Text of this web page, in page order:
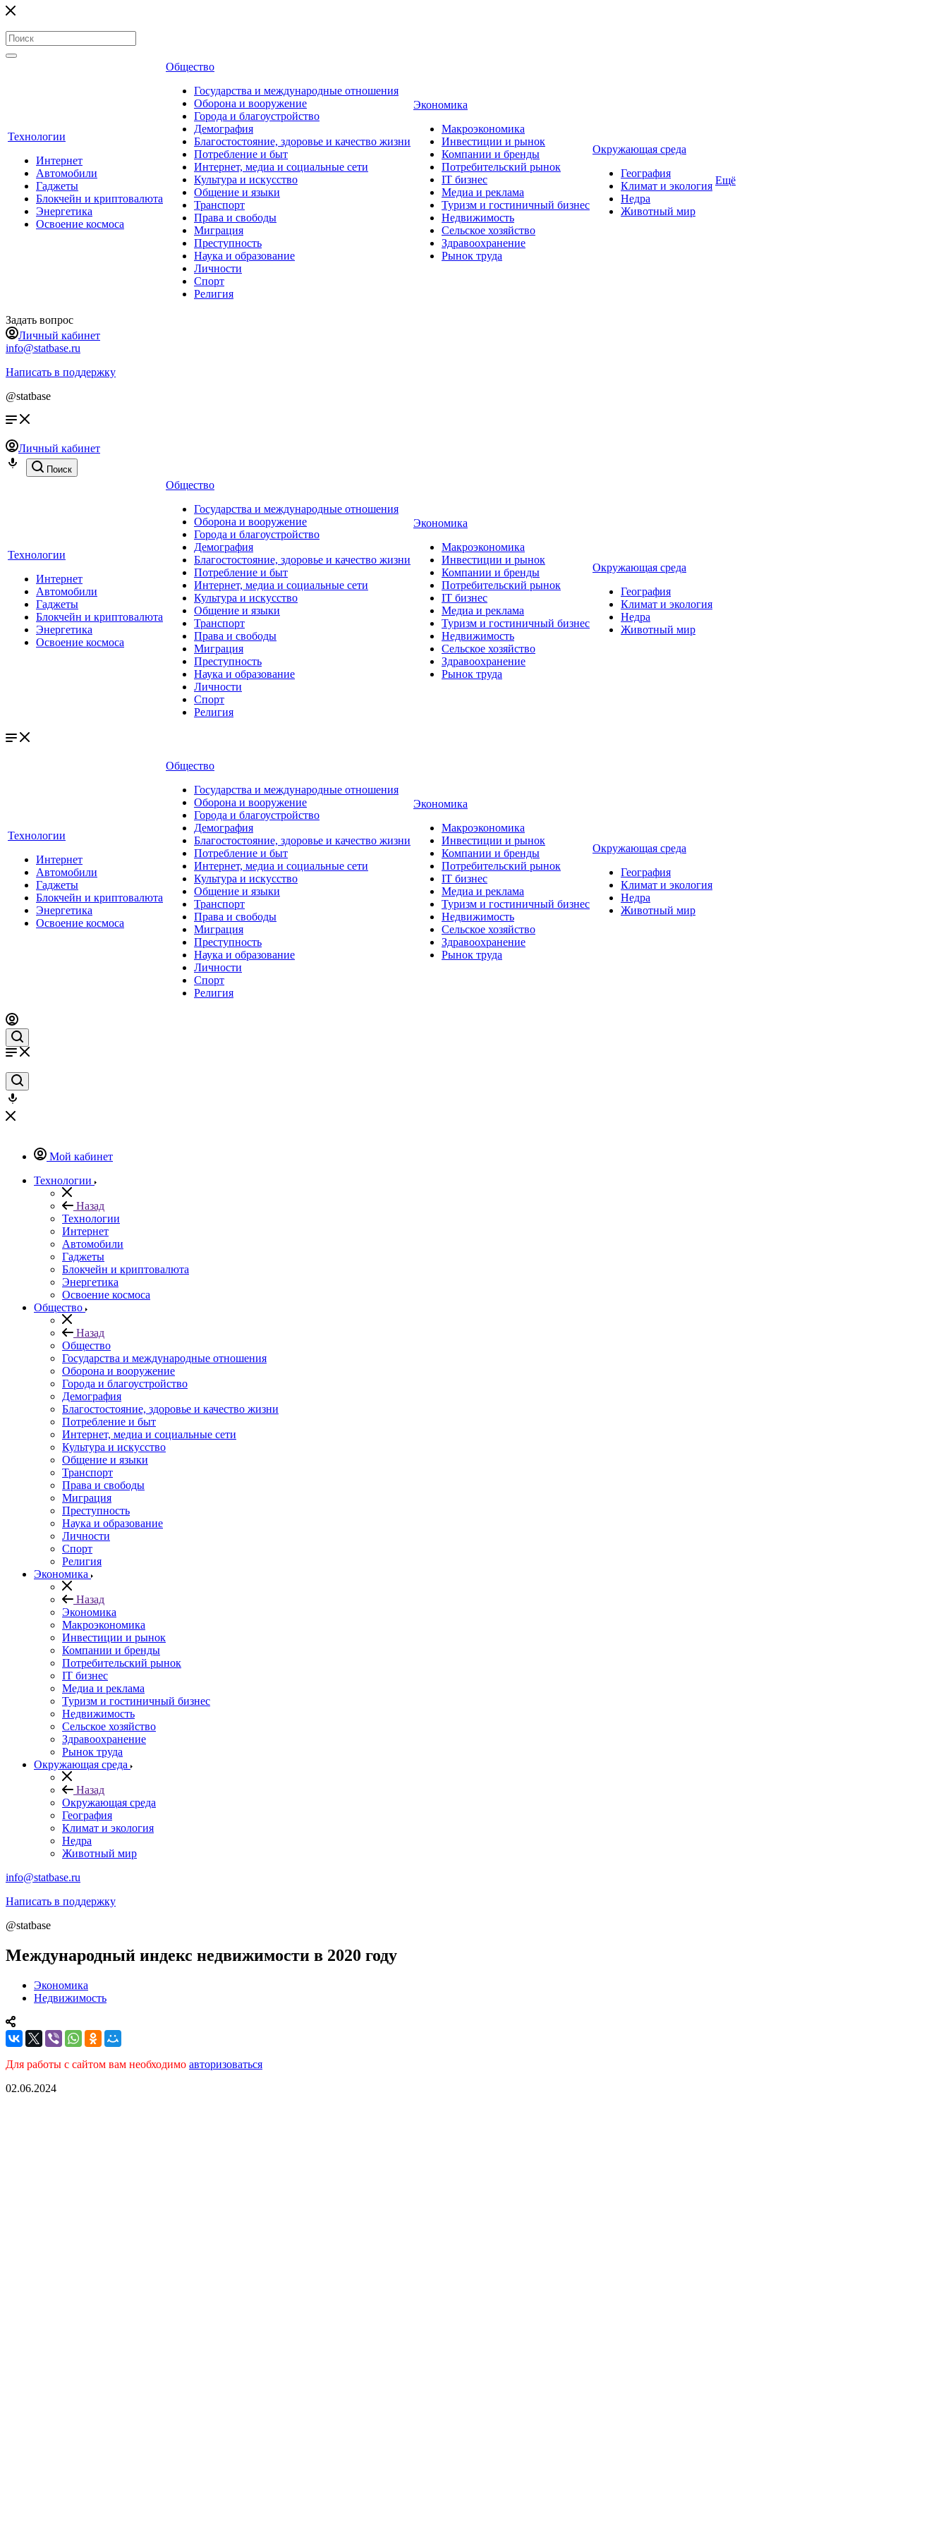
Технологии
Интернет
Автомобили
Гаджеты
Блокчейн и криптовалюта
Энергетика
Освоение космоса
Общество
Государства и международные отношения
Оборона и вооружение
Города и благоустройство
Демография
Благостостояние, здоровье и качество жизни
Потребление и быт
Интернет, медиа и социальные сети
Культура и искусство
Общение и языки
Транспорт
Права и свободы
Миграция
Преступность
Наука и образование
Личности
Спорт
Религия
Экономика
Макроэкономика
Инвестиции и рынок
Компании и бренды
Потребительский рынок
IT бизнес
Медиа и реклама
Туризм и гостиничный бизнес
Недвижимость
Сельское хозяйство
Здравоохранение
Рынок труда
Окружающая среда
География
Климат и экология
Недра
Животный мир
Ещё
Задать вопрос
Личный кабинет
info@statbase.ru
Написать в поддержку
@statbase
Личный кабинет
Поиск
Технологии
Интернет
Автомобили
Гаджеты
Блокчейн и криптовалюта
Энергетика
Освоение космоса
Общество
Государства и международные отношения
Оборона и вооружение
Города и благоустройство
Демография
Благостостояние, здоровье и качество жизни
Потребление и быт
Интернет, медиа и социальные сети
Культура и искусство
Общение и языки
Транспорт
Права и свободы
Миграция
Преступность
Наука и образование
Личности
Спорт
Религия
Экономика
Макроэкономика
Инвестиции и рынок
Компании и бренды
Потребительский рынок
IT бизнес
Медиа и реклама
Туризм и гостиничный бизнес
Недвижимость
Сельское хозяйство
Здравоохранение
Рынок труда
Окружающая среда
География
Климат и экология
Недра
Животный мир
Технологии
Интернет
Автомобили
Гаджеты
Блокчейн и криптовалюта
Энергетика
Освоение космоса
Общество
Государства и международные отношения
Оборона и вооружение
Города и благоустройство
Демография
Благостостояние, здоровье и качество жизни
Потребление и быт
Интернет, медиа и социальные сети
Культура и искусство
Общение и языки
Транспорт
Права и свободы
Миграция
Преступность
Наука и образование
Личности
Спорт
Религия
Экономика
Макроэкономика
Инвестиции и рынок
Компании и бренды
Потребительский рынок
IT бизнес
Медиа и реклама
Туризм и гостиничный бизнес
Недвижимость
Сельское хозяйство
Здравоохранение
Рынок труда
Окружающая среда
География
Климат и экология
Недра
Животный мир
Мой кабинет
Технологии
Назад
Технологии
Интернет
Автомобили
Гаджеты
Блокчейн и криптовалюта
Энергетика
Освоение космоса
Общество
Назад
Общество
Государства и международные отношения
Оборона и вооружение
Города и благоустройство
Демография
Благостостояние, здоровье и качество жизни
Потребление и быт
Интернет, медиа и социальные сети
Культура и искусство
Общение и языки
Транспорт
Права и свободы
Миграция
Преступность
Наука и образование
Личности
Спорт
Религия
Экономика
Назад
Экономика
Макроэкономика
Инвестиции и рынок
Компании и бренды
Потребительский рынок
IT бизнес
Медиа и реклама
Туризм и гостиничный бизнес
Недвижимость
Сельское хозяйство
Здравоохранение
Рынок труда
Окружающая среда
Назад
Окружающая среда
География
Климат и экология
Недра
Животный мир
info@statbase.ru
Написать в поддержку
@statbase
Международный индекс недвижимости в 2020 году
Экономика
Недвижимость
Для работы с сайтом вам необходимо авторизоваться
02.06.2024